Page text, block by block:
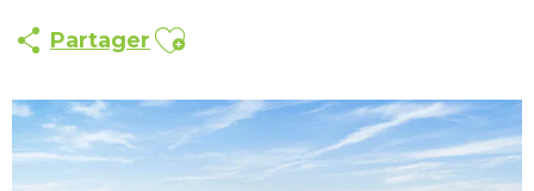
Partager Ajouter aux favoris